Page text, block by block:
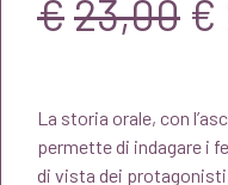
€23,00 Il
€
La storia orale, con
permette di indagare i
di vista dei